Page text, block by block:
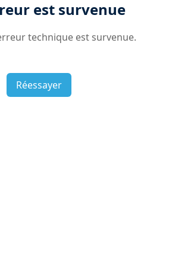
est survenue
technique est survenue.
Réessayer